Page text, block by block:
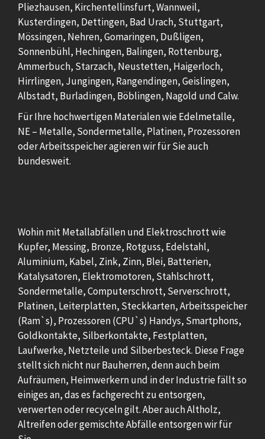
Pliezhausen, Kirchentellinsfurt, Wannweil,
Kusterdingen, Dettingen, Bad Urach, Stuttgart,
Mössingen, Nehren, Gomaringen, Dußligen,
Sonnenbühl, Hechingen, Balingen, Rottenburg,
Ammerbuch, Starzach, Neustetten, Haigerloch,
Hirrlingen, Jungingen, Rangendingen, Geislingen,
Albstadt, Burladingen, Böblingen, Nagold und Calw.
Für Ihre hochwertigen Materialen wie Edelmetalle,
NE – Metalle, Sondermetalle, Platinen, Prozessoren
oder Arbeitsspeicher agieren wir für Sie auch
bundesweit.
Wohin mit Metallabfällen und Elektroschrott wie
Kupfer, Messing, Bronze, Rotguss, Edelstahl,
Aluminium, Kabel, Zink, Zinn, Blei, Batterien,
Katalysatoren, Elektromotoren, Stahlschrott,
Sondermetalle, Computerschrott, Serverschrott,
Platinen, Leiterplatten, Steckkarten, Arbeitsspeicher
(Ram`s), Prozessoren (CPU`s) Handys, Smartphons,
Goldkontakte, Silberkontakte, Festplatten,
Laufwerke, Netzteile und Silberbesteck. Diese Frage
stellt sich nicht nur Bauherren, denn auch beim
Aufräumen, Heimwerkern und in der Industrie fällt so
einiges an, das es fachgerecht zu entsorgen,
verwerten oder recyceln gilt. Aber auch Altholz,
Altreifen oder gemischte Abfälle entsorgen wir für